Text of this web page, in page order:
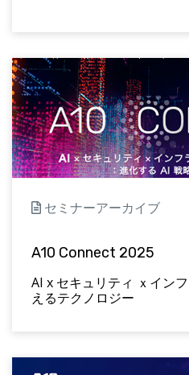
セミナーアーカイブ
A10 Connect 2025
AI x セキュリティ ｘイン
えるテクノロジー